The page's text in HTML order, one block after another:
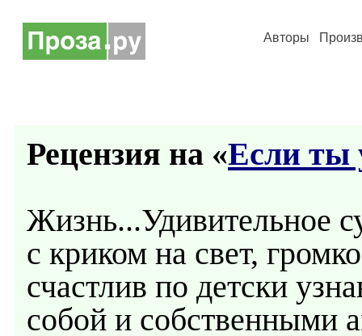
Авторы
Рецензия на «Если ты
Жизнь...Удивительное
с криком на свет,
счастлив по детски
собой и собственными